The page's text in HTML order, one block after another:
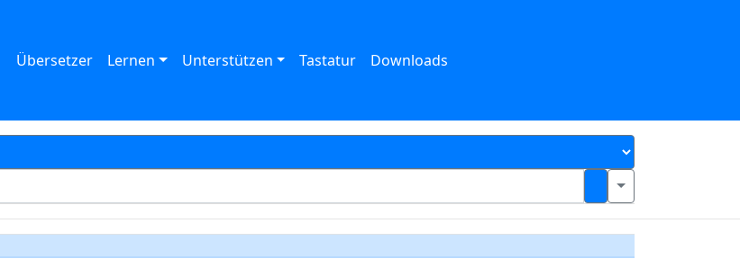
Übersetzer Lernen Unterstützen Tastatur Downloads